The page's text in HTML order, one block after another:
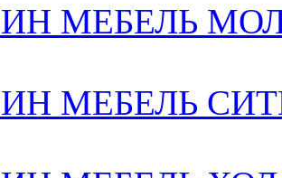
МЕБЕЛЬ
МЕБЕЛЬ